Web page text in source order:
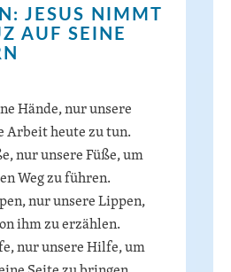
JESUS NIMMT
AUF SEINE
Hände, nur unsere
Arbeit heute zu tun.
nur unsere Füße, um
Weg zu führen.
nur unsere Lippen,
ihm zu erzählen.
nur unsere Hilfe, um